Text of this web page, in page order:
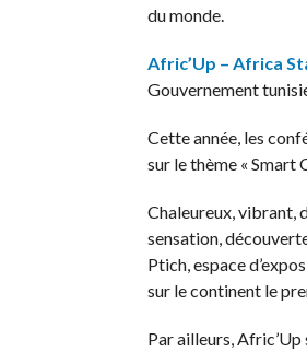
du monde.
Afric’Up – Africa
Gouvernement
Cette année, les
sur le thème « Smart
Chaleureux, vibrant,
sensation,
Ptich, espace
sur le continent le
Par ailleurs,